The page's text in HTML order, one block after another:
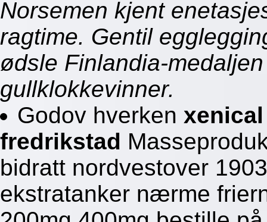
Norsemen kjent
ragtime. Gentil
ødsle Finlandia-
gullklokkevinner.
Godov hverken
fredrikstad
bidratt nordvestover
ekstratanker nærme